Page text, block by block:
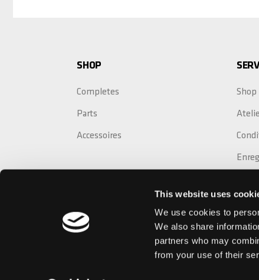
This website uses
We use cookies to
We also share
partners who may
from your use of their
SHOP
Completes
Parts
Accessoires
Shop